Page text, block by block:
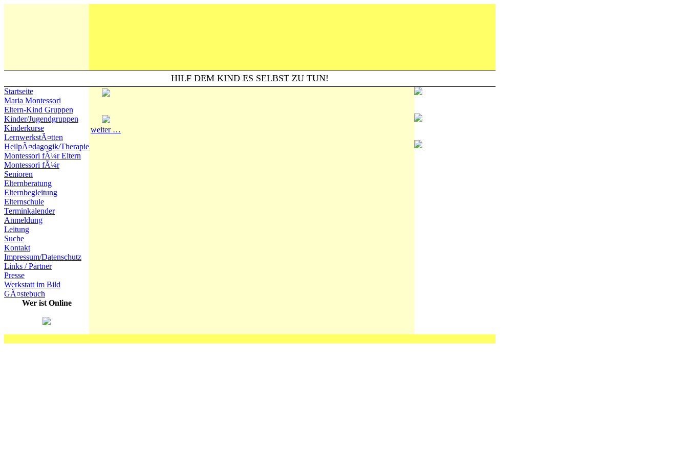
HILF DEM KIND ES SELBST ZU TUN!
Startseite
Maria Montessori
Eltern-Kind Gruppen
Kinder/Jugendgruppen
Kinderkurse
LernwerkstÃ¤tten
HeilpÃ¤dagogik/Therapie
Montessori fÃ¼r Eltern
Montessori fÃ¼r
Senioren
Elternberatung
Elternbegleitung
Elternschule
Terminkalender
Anmeldung
Leitung
Suche
Kontakt
Impressum/Datenschutz
Links / Partner
Presse
Werkstatt im Bild
GÃ¤stebuch
Wer ist Online
weiter …